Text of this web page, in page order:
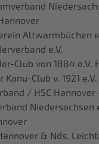
Altwarmbüchen
e.V.
Club von 1884 e.V.
Club v. 1921 e.V.
/ HSC Hannover
Niedersachsen
& Nds.